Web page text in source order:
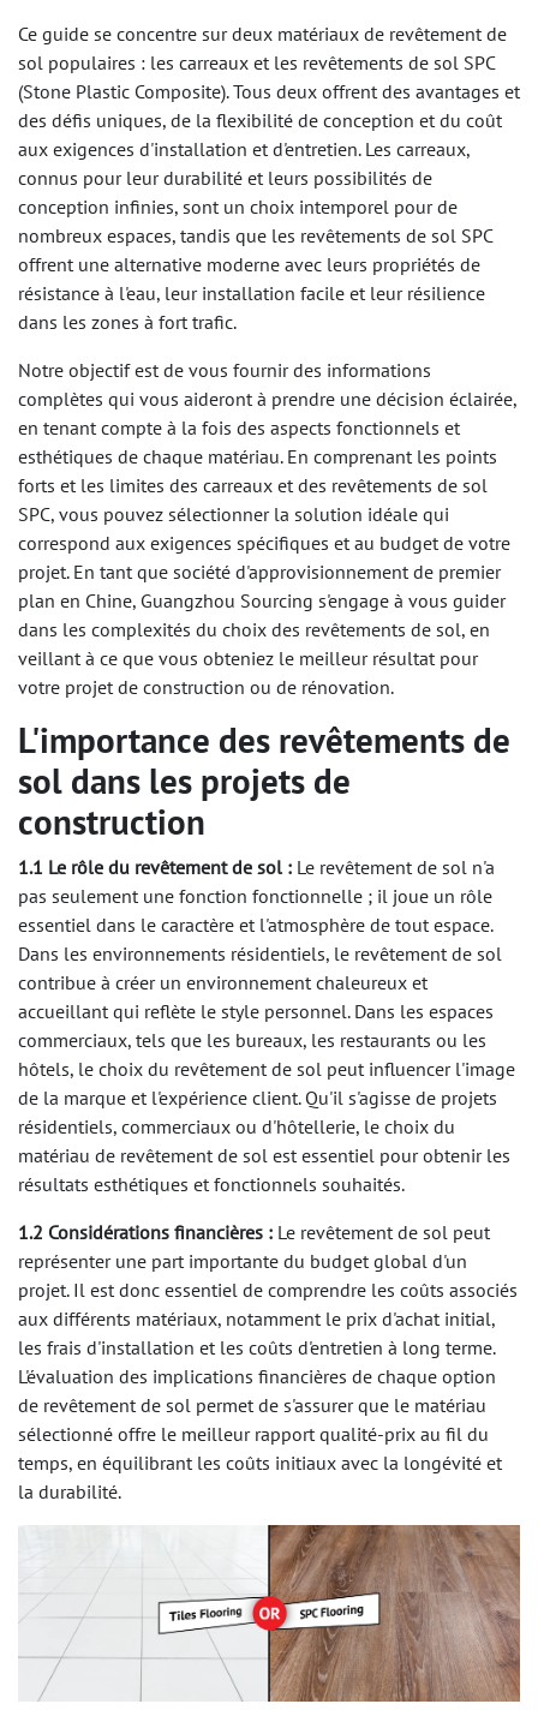
Ce guide se concentre sur deux matériaux de revêtement de
sol populaires : les carreaux et les revêtements de sol SPC
(Stone Plastic Composite). Tous deux offrent des avantages et
des défis uniques, de la flexibilité de conception et du coût
aux exigences d'installation et d'entretien. Les carreaux,
connus pour leur durabilité et leurs possibilités de
conception infinies, sont un choix intemporel pour de
nombreux espaces, tandis que les revêtements de sol SPC
offrent une alternative moderne avec leurs propriétés de
résistance à l'eau, leur installation facile et leur résilience
dans les zones à fort trafic.
Notre objectif est de vous fournir des informations
complètes qui vous aideront à prendre une décision éclairée,
en tenant compte à la fois des aspects fonctionnels et
esthétiques de chaque matériau. En comprenant les points
forts et les limites des carreaux et des revêtements de sol
SPC, vous pouvez sélectionner la solution idéale qui
correspond aux exigences spécifiques et au budget de votre
projet. En tant que société d'approvisionnement de premier
plan en Chine, Guangzhou Sourcing s'engage à vous guider
dans les complexités du choix des revêtements de sol, en
veillant à ce que vous obteniez le meilleur résultat pour
votre projet de construction ou de rénovation.
L'importance des revêtements de
sol dans les projets de
construction
1.1 Le rôle du revêtement de sol : Le revêtement de sol n'a
pas seulement une fonction fonctionnelle ; il joue un rôle
essentiel dans le caractère et l'atmosphère de tout espace.
Dans les environnements résidentiels, le revêtement de sol
contribue à créer un environnement chaleureux et
accueillant qui reflète le style personnel. Dans les espaces
commerciaux, tels que les bureaux, les restaurants ou les
hôtels, le choix du revêtement de sol peut influencer l'image
de la marque et l'expérience client. Qu'il s'agisse de projets
résidentiels, commerciaux ou d'hôtellerie, le choix du
matériau de revêtement de sol est essentiel pour obtenir les
résultats esthétiques et fonctionnels souhaités.
1.2 Considérations financières : Le revêtement de sol peut
représenter une part importante du budget global d'un
projet. Il est donc essentiel de comprendre les coûts associés
aux différents matériaux, notamment le prix d'achat initial,
les frais d'installation et les coûts d'entretien à long terme.
L'évaluation des implications financières de chaque option
de revêtement de sol permet de s'assurer que le matériau
sélectionné offre le meilleur rapport qualité-prix au fil du
temps, en équilibrant les coûts initiaux avec la longévité et
la durabilité.